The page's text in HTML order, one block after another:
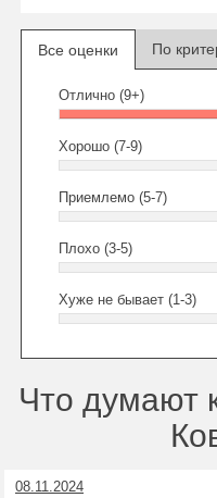
Все оценки По
Отлично (9+)
Хорошо (7-9)
Приемлемо (5-7)
Плохо (3-5)
Хуже не бывает (1-3)
Что думают
08.11.2024